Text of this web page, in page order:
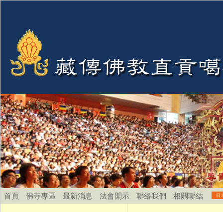
首頁 佛寺專區 最新消息 法會開示 聯絡我們 相關聯結